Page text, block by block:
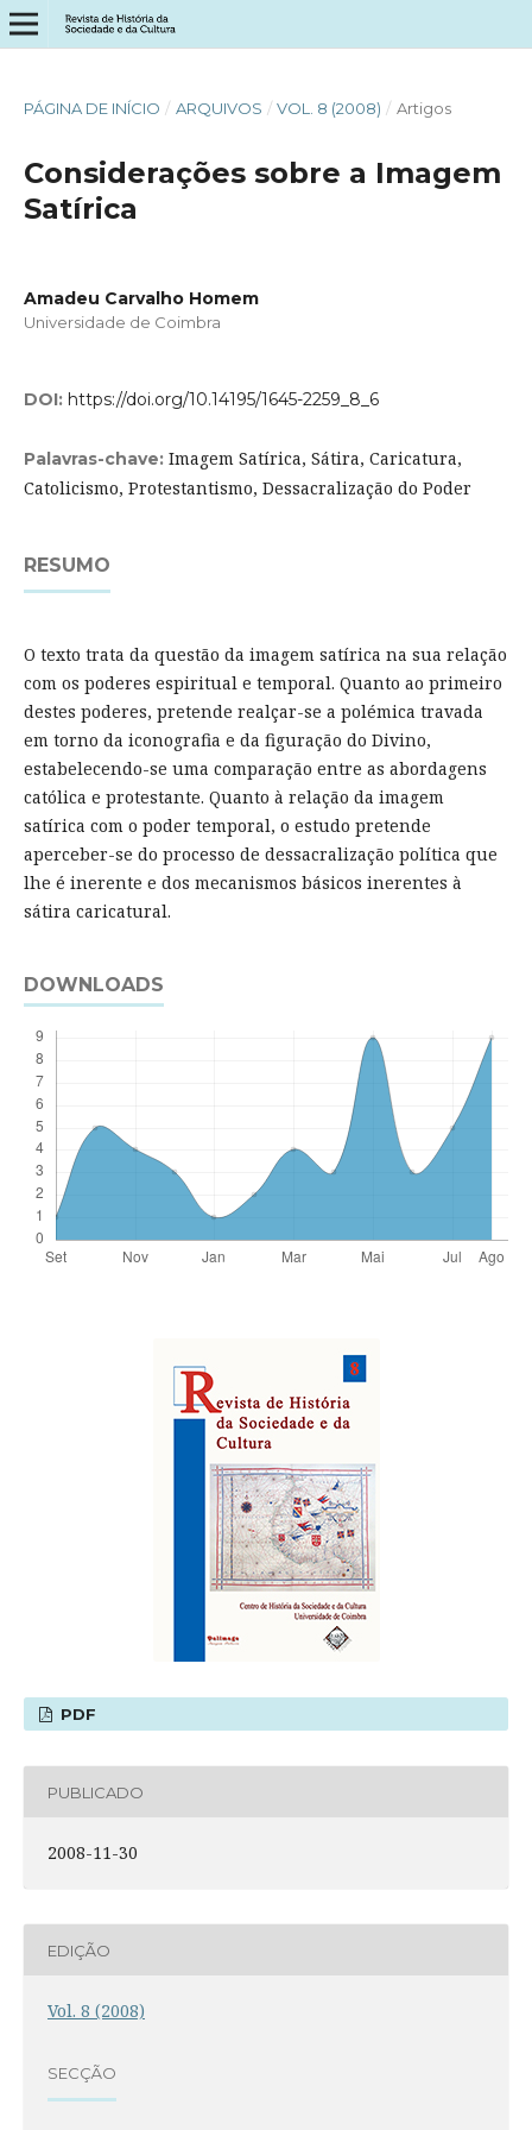
PÁGINA DE INÍCIO / ARQUIVOS / VOL. 8 (2008) / Artigos
Considerações sobre a Imagem
Satírica
Amadeu Carvalho Homem
Universidade de Coimbra
DOI: https://doi.org/10.14195/1645-2259_8_6
Palavras-chave: Imagem Satírica, Sátira, Caricatura,
Catolicismo, Protestantismo, Dessacralização do Poder
RESUMO
O texto trata da questão da imagem satírica na sua relação
com os poderes espiritual e temporal. Quanto ao primeiro
destes poderes, pretende realçar-se a polémica travada
em torno da iconografia e da figuração do Divino,
estabelecendo-se uma comparação entre as abordagens
católica e protestante. Quanto à relação da imagem
satírica com o poder temporal, o estudo pretende
aperceber-se do processo de dessacralização política que
lhe é inerente e dos mecanismos básicos inerentes à
sátira caricatural.
DOWNLOADS
PDF
PUBLICADO
2008-11-30
EDIÇÃO
Vol. 8 (2008)
SECÇÃO